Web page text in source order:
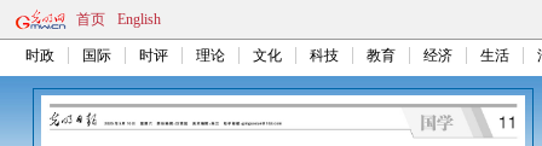
首页 English
时政 国际 时评 理论 文化 科技 教育 经济 生活